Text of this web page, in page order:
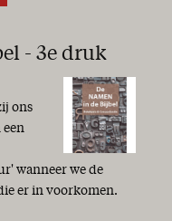
- 3e druk
ons
een
wanneer we de
er in voorkomen.